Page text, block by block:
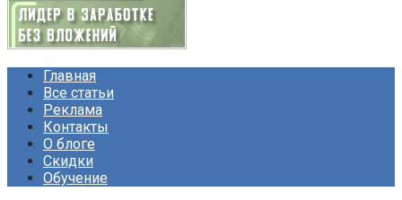
Главная
Все статьи
Реклама
Контакты
О блоге
Скидки
Обучение